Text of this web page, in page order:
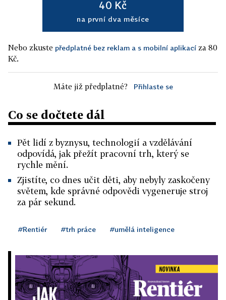
40 Kč
na první dva měsíce
Nebo zkuste předplatné bez reklam a s mobilní aplikací za 80
Kč.
Máte již předplatné? Přihlaste se
Co se dočtete dál
Pět lidí z byznysu, technologií a vzdělávání
odpovídá, jak přežít pracovní trh, který se
rychle mění.
Zjistíte, co dnes učit děti, aby nebyly zaskočeny
světem, kde správné odpovědi vygeneruje stroj
za pár sekund.
#Rentiér #trh práce #umělá inteligence